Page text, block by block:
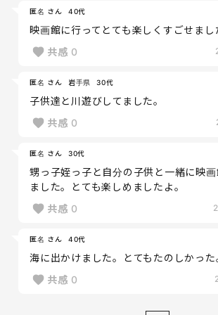
匿名 さん 40代
映画館に行ってとても楽しくすごせまし
共感 0
匿名 さん 岩手県 30代
子供達と川遊びしてました。
共感 0
匿名 さん 30代
甥っ子姪っ子と自分の子供と一緒に映
ました。とても楽しめましたよ。
共感 0
匿名 さん 40代
海に出かけました。とてもたのしかった
共感 0